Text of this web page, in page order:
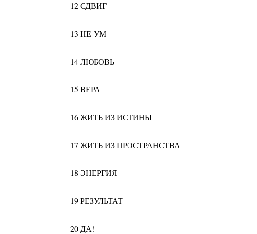
12 СДВИГ
13 НЕ-УМ
14 ЛЮБОВЬ
15 ВЕРА
16 ЖИТЬ ИЗ ИСТИНЫ
17 ЖИТЬ ИЗ ПРОСТРАНСТВА
18 ЭНЕРГИЯ
19 РЕЗУЛЬТАТ
20 ДА!